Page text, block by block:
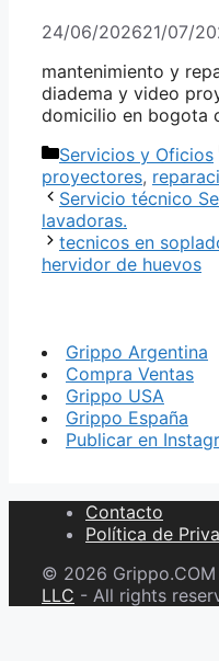
24/06/202621/07/
mantenimiento y
diadema y video
domicilio en bogota
Categorías
Servicios y Oficios
proyectores,
Servicio técnico
lavadoras.
tecnicos en
hervidor de huevos
Grippo Argentina
Compra Ventas
Grippo USA
Grippo España
Publicar en
Contacto
Política de
© 2026
LLC - All rights